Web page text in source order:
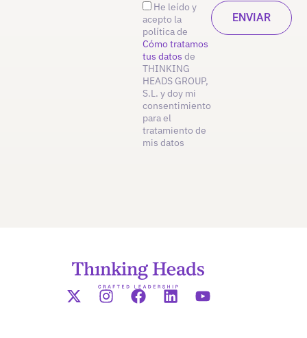
He leído y
acepto la
política de
Cómo tratamos
tus datos de
THINKING
HEADS GROUP,
S.L. y doy mi
consentimiento
para el
tratamiento de
mis datos